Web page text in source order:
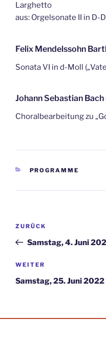
Larghetto
aus: Orgelsonate II in D-
Felix Mendelssohn
Sonata VI in d-Moll
Johann Sebastian
Choralbearbeitung zu
KATEGORIEN
PROGRAMME
Beitragsnavigation
Vorheriger
Beitrag
ZURÜCK
Samstag, 4. Juni
Nächster
Beitrag
WEITER
Samstag, 25. Juni 2022